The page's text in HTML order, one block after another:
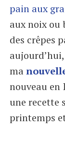
pain aux
aux noix ou
des crêpes
ma
nouveau en
une recette
printemps